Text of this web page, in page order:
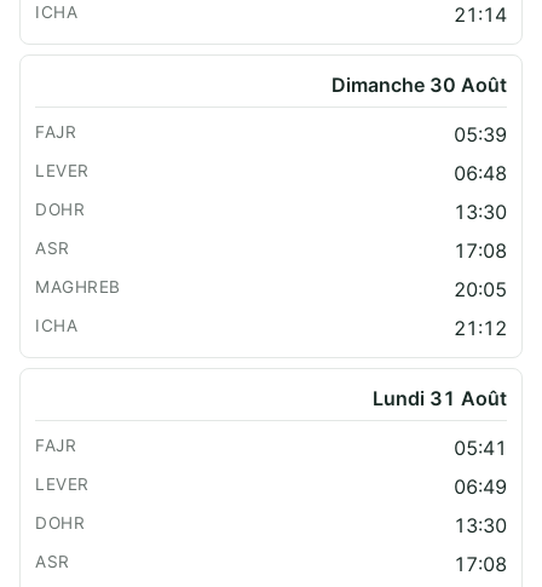
21:14
Dimanche 30 Août
05:39
06:48
13:30
17:08
20:05
21:12
Lundi 31 Août
05:41
06:49
13:30
17:08